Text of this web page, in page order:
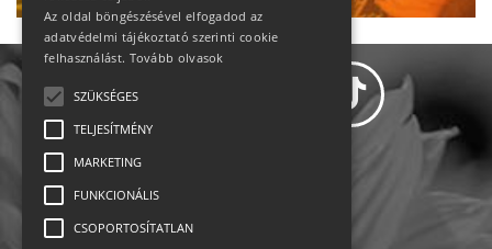
Állásajánlatok
Az oldal böngészésével elfogadod az
adatvédelmi tájékoztató szerinti cookie
felhasználást. Tovább olvasok
SZÜKSÉGES
TELJESÍTMÉNY
MARKETING
FUNKCIONÁLIS
CSOPORTOSÍTATLAN